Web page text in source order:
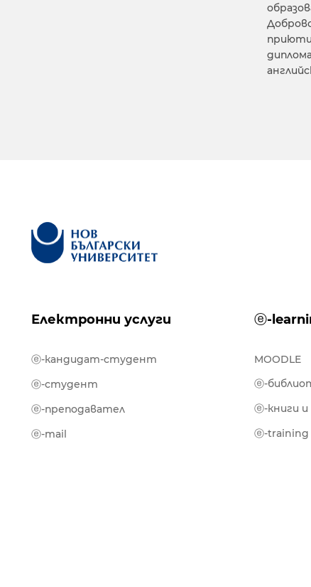
Електронни услуги ⓔ-
ⓔ-кандидат-студент
ⓔ-студент
ⓔ-преподавател
ⓔ-mail
MOODLE
ⓔ-
ⓔ-книги
ⓔ-training